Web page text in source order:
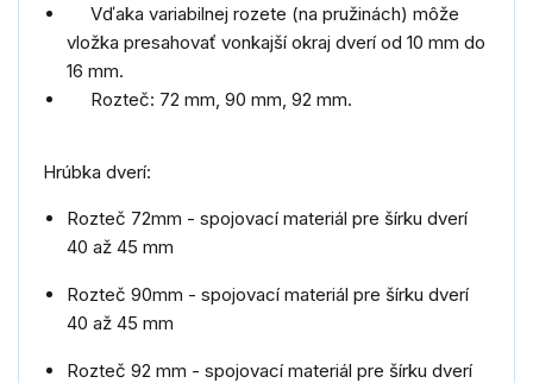
Vďaka variabilnej rozete (na pružinách) môže
vložka presahovať vonkajší okraj dverí od 10 mm do
16 mm.
Rozteč: 72 mm, 90 mm, 92 mm.
Hrúbka dverí:
Rozteč 72mm - spojovací materiál pre šírku dverí
40 až 45 mm
Rozteč 90mm - spojovací materiál pre šírku dverí
40 až 45 mm
Rozteč 92 mm - spojovací materiál pre šírku dverí